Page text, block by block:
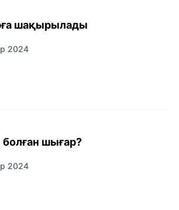
шақырылады
2024
болған шығар?
2024